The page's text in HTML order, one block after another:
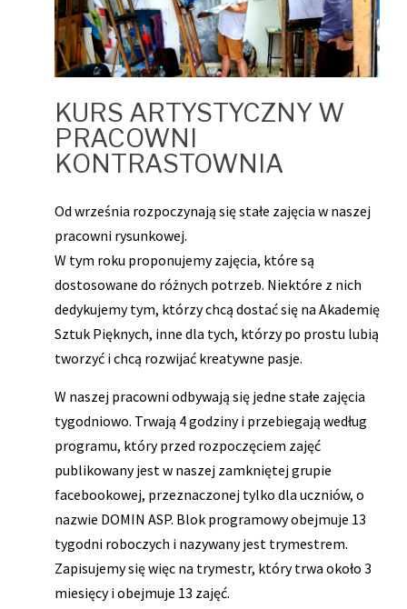
KURS ARTYSTYCZNY W
PRACOWNI
KONTRASTOWNIA
Od września rozpoczynają się stałe zajęcia w naszej
pracowni rysunkowej.
W tym roku proponujemy zajęcia, które są
dostosowane do różnych potrzeb. Niektóre z nich
dedykujemy tym, którzy chcą dostać się na Akademię
Sztuk Pięknych, inne dla tych, którzy po prostu lubią
tworzyć i chcą rozwijać kreatywne pasje.
W naszej pracowni odbywają się jedne stałe zajęcia
tygodniowo. Trwają 4 godziny i przebiegają według
programu, który przed rozpoczęciem zajęć
publikowany jest w naszej zamkniętej grupie
facebookowej, przeznaczonej tylko dla uczniów, o
nazwie DOMIN ASP. Blok programowy obejmuje 13
tygodni roboczych i nazywany jest trymestrem.
Zapisujemy się więc na trymestr, który trwa około 3
miesięcy i obejmuje 13 zajęć.